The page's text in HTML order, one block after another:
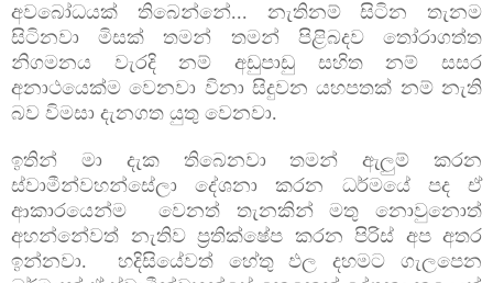
අවබෝධයක් තිබෙන්නේ... නැතිනම් සිටින තැනම
සිටිනවා මිසක් තමන් තමන් පිළිබදව තෝරාගත්ත
නිගමනය වැරදි නම් අඩුපාඩු සහිත නම් සසර
අනාථයෙක්ම වෙනවා විනා සිදුවන යහපතක් නම් නැති
බව විමසා දැනගත යුතු වෙනවා.
ඉතින් මා දැක තිබෙනවා තමන් ඇලුම් කරන
ස්වාමීන්වහන්සේලා දේශනා කරන ධර්මයේ පද ඒ
ආකාරයෙන්ම වෙනත් තැනකින් මතු නොවුනොත්
අහන්නේවත් නැතිව ප්‍රතික්ෂේප කරන පිරිස් අප අතර
ඉන්නවා. හදිසියේවත් හේතු ඵල දහමට ගැලපෙන